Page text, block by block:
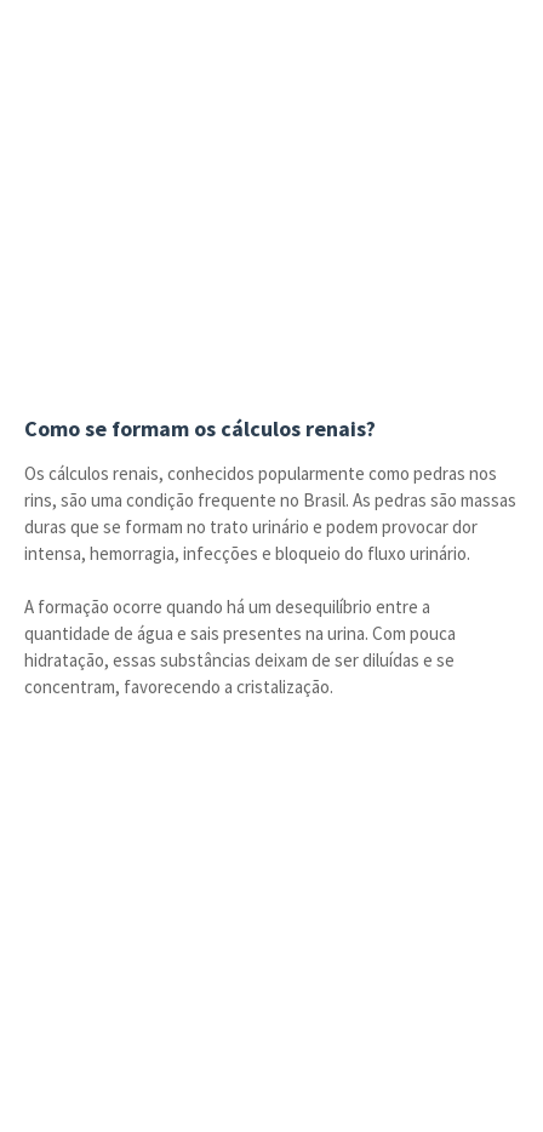
Como se formam os cálculos renais?
Os cálculos renais, conhecidos popularmente como pedras nos
rins, são uma condição frequente no Brasil. As pedras são massas
duras que se formam no trato urinário e podem provocar dor
intensa, hemorragia, infecções e bloqueio do fluxo urinário.
A formação ocorre quando há um desequilíbrio entre a
quantidade de água e sais presentes na urina. Com pouca
hidratação, essas substâncias deixam de ser diluídas e se
concentram, favorecendo a cristalização.